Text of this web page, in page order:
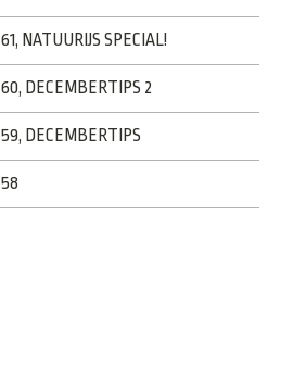
NATUURIJS SPECIAL!
DECEMBERTIPS 2
DECEMBERTIPS